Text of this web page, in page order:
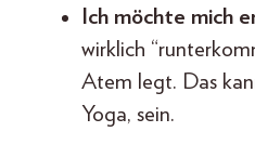
Ich möchte mich
wirklich
Atem legt. Das
Yoga, sein.